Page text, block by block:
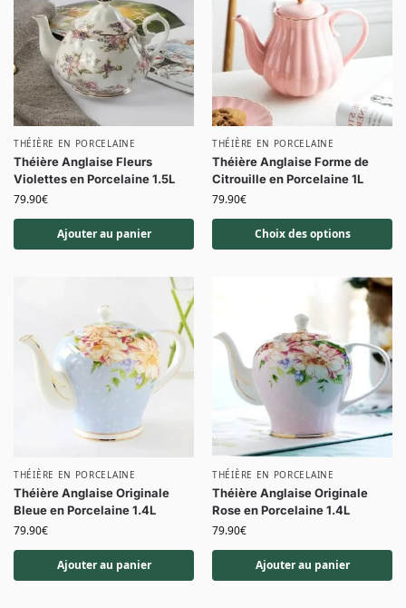
THÉIÈRE EN PORCELAINE
Théière Anglaise Fleurs
Violettes en Porcelaine 1.5L
79.90€
Ajouter au panier
THÉIÈRE EN PORCELAINE
Théière Anglaise Forme de
Citrouille en Porcelaine 1L
79.90€
Choix des options
THÉIÈRE EN PORCELAINE
Théière Anglaise Originale
Bleue en Porcelaine 1.4L
79.90€
Ajouter au panier
THÉIÈRE EN PORCELAINE
Théière Anglaise Originale
Rose en Porcelaine 1.4L
79.90€
Ajouter au panier